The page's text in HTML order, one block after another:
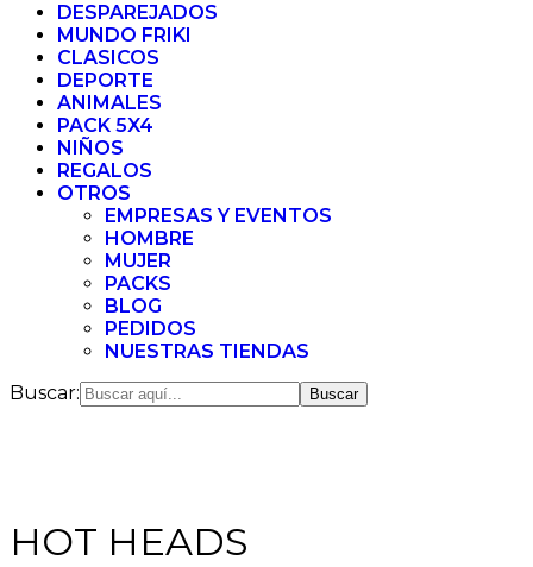
DESPAREJADOS
MUNDO FRIKI
CLASICOS
DEPORTE
ANIMALES
PACK 5X4
NIÑOS
REGALOS
OTROS
EMPRESAS Y EVENTOS
HOMBRE
MUJER
PACKS
BLOG
PEDIDOS
NUESTRAS TIENDAS
Buscar:
HOT HEADS